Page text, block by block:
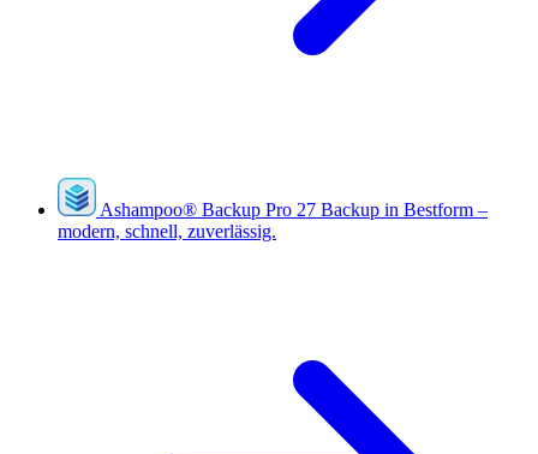
Ashampoo® Backup Pro 27 Backup in Bestform –
modern, schnell, zuverlässig.